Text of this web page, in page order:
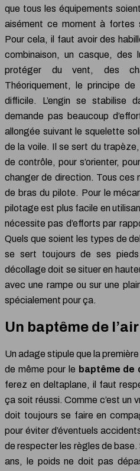
que tous les équipements
aisément ce moment à fortes
Pour cela, il faut avoir des
combinaison, un casque, des
protéger du vent, des
Théoriquement, le principe
difficile. L’engin se stabilise
demande pas beaucoup
allongée suivant le squelette
de la voile. Il se sert du
de contrôle, pour s’orienter,
changer de direction. Tous ces
de bras du pilote. Pour le
pilotage est plus facile en
nécessite pas d’efforts par
Quels que soient les types de
se sert toujours de ses
décollage doit se situer en
avec une rampe ou sur une
spécialement pour ça.
Un baptême de
Un adage stipule que la
de même pour le baptême de
ferez en deltaplane, il faut
ça soit réussi. Comme c’est un
doit toujours se faire en
pour éviter d’éventuels
de respecter les règles de base.
ans, le poids ne doit pas